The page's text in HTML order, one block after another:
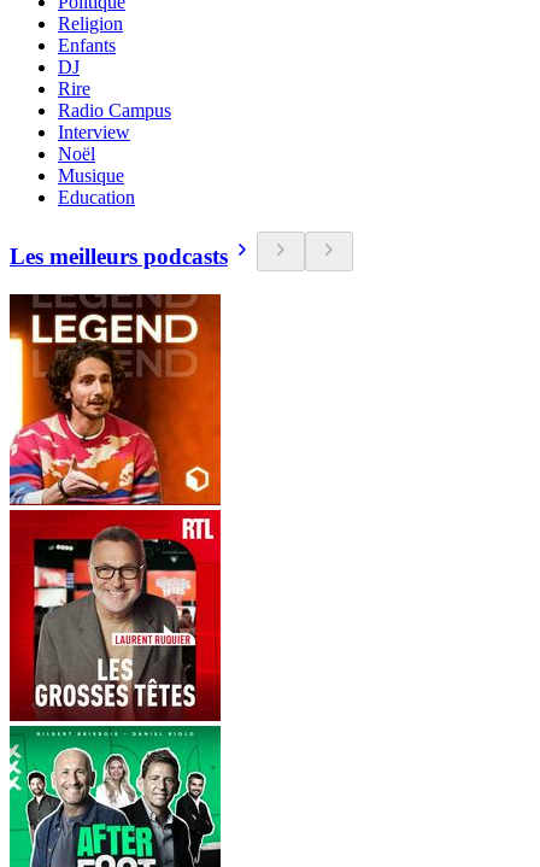
Religion
Enfants
DJ
Rire
Radio Campus
Interview
Noël
Musique
Education
Les meilleurs podcasts